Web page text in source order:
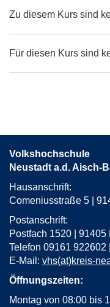
Zu diesem Kurs sind
Für diesen Kurs sind
Volkshochschule
Neustadt a.d. Aisch-
Hausanschrift:
Comeniusstraße 5 |
Postanschrift:
Postfach 1520 | 91405
Telefon 09161
E-Mail: vhs(at)kreis-
Öffnungszeiten:
Montag von 08:00 bis